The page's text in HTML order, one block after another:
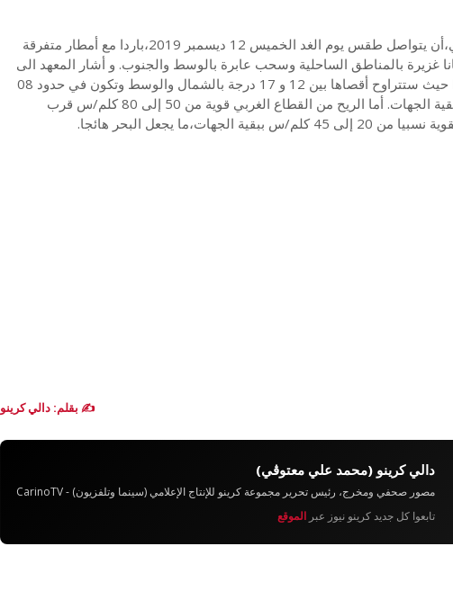
توقع المعهد الوطني للرصد الجوي،أن يتواصل طقس يوم الغد الخميس 12 ديسمبر 2019،باردا مع أمطار متفرقة
غزيرة بالمناطق الساحلية وسحب عابرة بالوسط والجنوب. و أشار المعهد الى
أن درجات الحرارة لن تشهد تغييرا حيث ستتراوح أقصاها بين 12 و 17 درجة بالشمال والوسط وتكون في حدود 08
بالمرتفعات وبين 14 و 19 درجة ببقية الجهات. أما الريح من القطاع الغربي قوية من 50 إلى 80 كلم/س قرب
يجعل البحر هائجا.
✍️ بقلم: دالي كرينو
دالي كرينو (محمد علي معتوڨي)
مصور صحفي ومخرج، رئيس تحرير مجموعة كرينو للإنتاج الإعلامي (سينما وتلفزيون) - CarinoTV
تابعوا كل جديد كرينو نيوز عبرالموقع